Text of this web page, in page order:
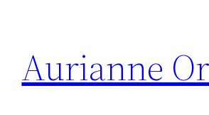
content
Aurianne Or